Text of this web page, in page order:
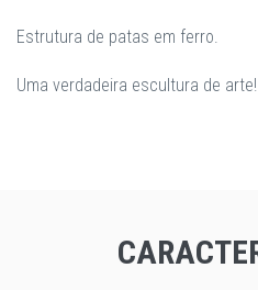
Estrutura de patas em ferro.
Uma verdadeira escultura de arte!